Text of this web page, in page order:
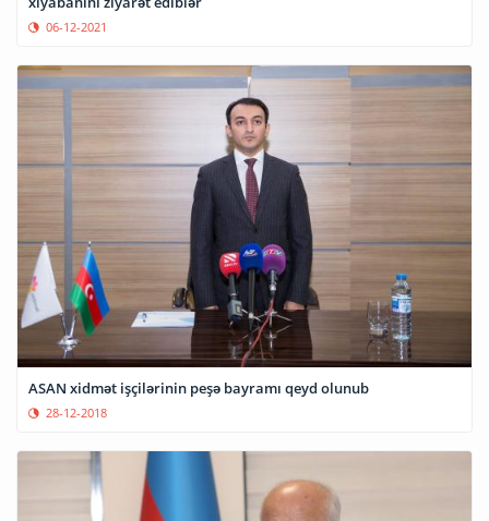
06-12-2021
ASAN xidmət işçilərinin peşə bayramı qeyd olunub
28-12-2018